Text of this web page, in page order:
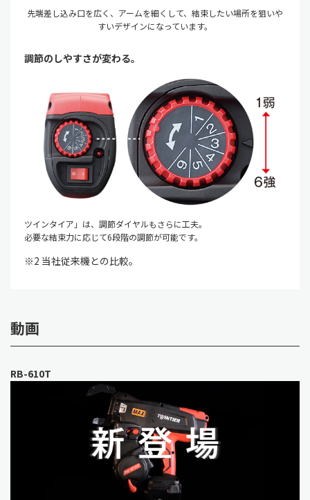
先端差し込み口を広く、アームを細くして、結束したい場所を狙いや
すいデザインになっています。
調節のしやすさが変わる。
ツインタイア」は、調節ダイヤルもさらに工夫。
必要な結束力に応じて6段階の調節が可能です。
※2 当社従来機との比較。
動画
RB-610T